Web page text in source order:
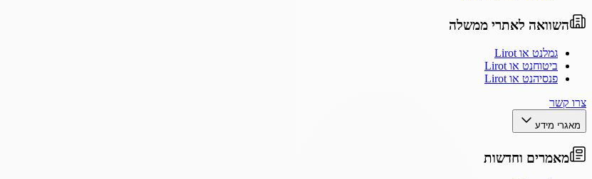
השוואה לאתרי ממשלה
גמלנט או Lirot
ביטוחנט או Lirot
פנסיהנט או Lirot
צרו קשר
מאגרי מידע
מאמרים וחדשות